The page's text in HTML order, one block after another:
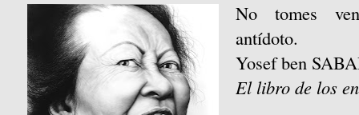
No tomes
antídoto.
Yosef ben
El libro de los